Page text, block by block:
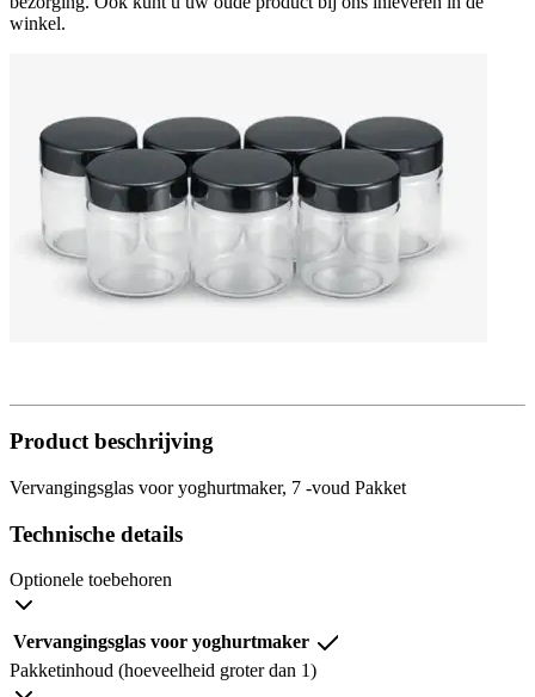
winkel.
Product beschrijving
Vervangingsglas voor yoghurtmaker, 7 -voud Pakket
Technische details
Optionele toebehoren
Vervangingsglas voor yoghurtmaker
Pakketinhoud (hoeveelheid groter dan 1)